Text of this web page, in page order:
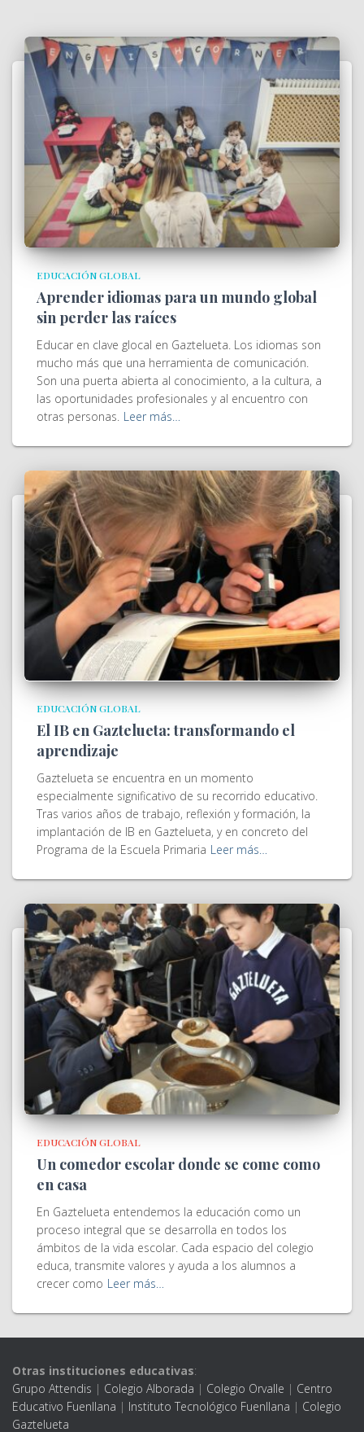
EDUCACIÓN GLOBAL
Aprender idiomas para un mundo global
sin perder las raíces
Educar en clave glocal en Gaztelueta. Los idiomas son
mucho más que una herramienta de comunicación.
Son una puerta abierta al conocimiento, a la cultura, a
las oportunidades profesionales y al encuentro con
otras personas. Leer más…
EDUCACIÓN GLOBAL
El IB en Gaztelueta: transformando el
aprendizaje
Gaztelueta se encuentra en un momento
especialmente significativo de su recorrido educativo.
Tras varios años de trabajo, reflexión y formación, la
implantación de IB en Gaztelueta, y en concreto del
Programa de la Escuela Primaria Leer más…
EDUCACIÓN GLOBAL
Un comedor escolar donde se come como
en casa
En Gaztelueta entendemos la educación como un
proceso integral que se desarrolla en todos los
ámbitos de la vida escolar. Cada espacio del colegio
educa, transmite valores y ayuda a los alumnos a
crecer como Leer más…
Otras instituciones educativas:
Grupo Attendis | Colegio Alborada | Colegio Orvalle | Centro
Educativo Fuenllana | Instituto Tecnológico Fuenllana | Colegio
Gaztelueta